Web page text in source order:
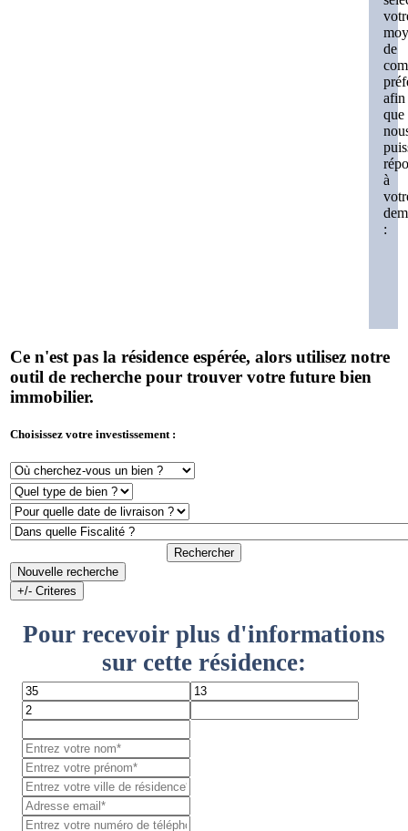
de
afin
que
à
:
Ce n'est pas la résidence espérée, alors utilisez notre
outil de recherche pour trouver votre future bien
immobilier.
Choisissez votre investissement :
Rechercher
Nouvelle recherche
+/- Criteres
Pour recevoir plus d'informations
sur cette résidence: